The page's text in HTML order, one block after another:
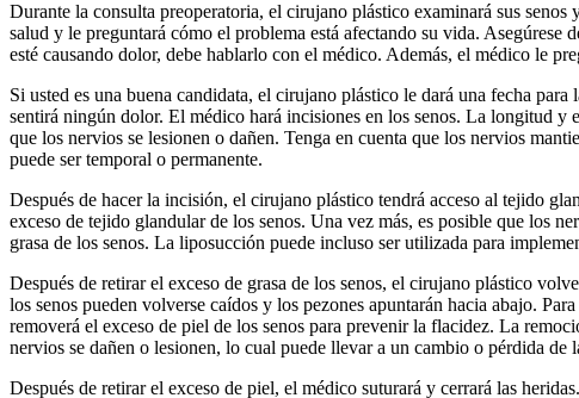
Durante la consulta preoperatoria, el cirujano plástico examinará sus
salud y le preguntará cómo el problema está afectando su vida.
esté causando dolor, debe hablarlo con el médico. Además, el médico le
Si usted es una buena candidata, el cirujano plástico le dará una fecha
sentirá ningún dolor. El médico hará incisiones en los senos. La longitud y
que los nervios se lesionen o dañen. Tenga en cuenta que los nervios
puede ser temporal o permanente.
Después de hacer la incisión, el cirujano plástico tendrá acceso al tejido
exceso de tejido glandular de los senos. Una vez más, es posible que los
grasa de los senos. La liposucción puede incluso ser utilizada para
Después de retirar el exceso de grasa de los senos, el cirujano plástico
los senos pueden volverse caídos y los pezones apuntarán hacia abajo.
removerá el exceso de piel de los senos para prevenir la flacidez. La
nervios se dañen o lesionen, lo cual puede llevar a un cambio o pérdida de
Después de retirar el exceso de piel, el médico suturará y cerrará las